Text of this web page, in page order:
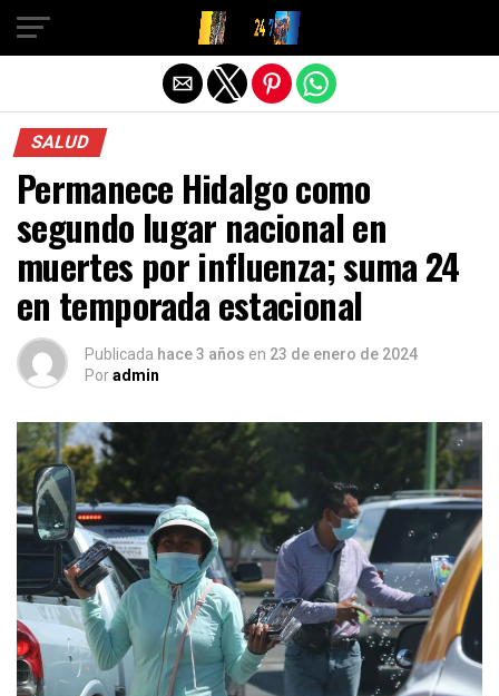
SALUD
Permanece Hidalgo como
segundo lugar nacional en
muertes por influenza; suma 24
en temporada estacional
Publicada hace 3 años en 23 de enero de 2024
Poradmin
Salir de la versión móvil